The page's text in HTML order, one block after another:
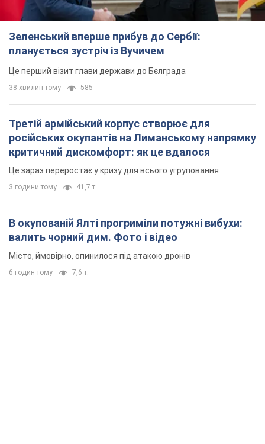
Зеленський вперше прибув до Сербії:
планується зустріч із Вучичем
Це перший візит глави держави до Бєлграда
38 хвилин тому 585
Третій армійський корпус створює для
російських окупантів на Лиманському напрямку
критичний дискомфорт: як це вдалося
Це зараз переростає у кризу для всього угруповання
3 години тому 41,7 т.
В окупованій Ялті прогриміли потужні вибухи:
валить чорний дим. Фото і відео
Місто, ймовірно, опинилося під атакою дронів
6 годин тому 7,6 т.